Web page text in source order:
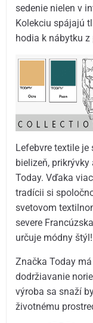
sedenie nielen v
Kolekciu spájajú
hodia k nábytku z
Lefebvre textile
bielizeň,
Today. Vďaka
tradícii si
svetovom
severe
určuje módny štýl!
Značka Today
dodržiavanie
výroba sa snaží
životnému